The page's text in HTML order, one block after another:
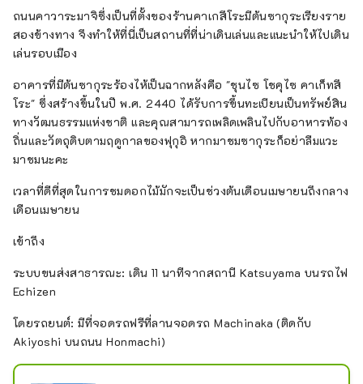
ถนนคาวาระมาจิซึ่งเป็นที่ตั้งของร้านคาเกสึโระมีต้นซากุระเรียงราย
สองข้างทาง จึงทำให้ที่นี่เป็นสถานที่ที่น่าเดินเล่นและแนะนำให้ไปเดิน
เล่นรอบเมือง
อาคารที่มีต้นซากุระร้องไห้เป็นฉากหลังคือ "ชุนไซ โชคุไซ คาเก็ทสึ
โระ" ซึ่งสร้างขึ้นในปี พ.ศ. 2440 ได้รับการขึ้นทะเบียนเป็นทรัพย์สิน
ทางวัฒนธรรมแห่งชาติ และคุณสามารถเพลิดเพลินไปกับอาหารท้อง
ถิ่นและวัตถุดิบตามฤดูกาลของฟุกุอิ หากมาชมซากุระก็อย่าลืมแวะ
มาชมนะคะ
เวลาที่ดีที่สุดในการชมดอกไม้มักจะเป็นช่วงต้นเดือนเมษายนถึงกลาง
เดือนเมษายน
เข้าถึง
ระบบขนส่งสาธารณะ: เดิน 11 นาทีจากสถานี Katsuyama บนรถไฟ
Echizen
โดยรถยนต์: มีที่จอดรถฟรีที่ลานจอดรถ Machinaka (ติดกับ
Akiyoshi บนถนน Honmachi)